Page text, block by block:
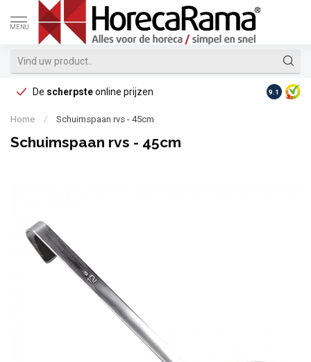
MENU
De scherpsteonline prijzen Op
9.1
Home / Schuimspaan rvs - 45cm
Schuimspaan rvs - 45cm